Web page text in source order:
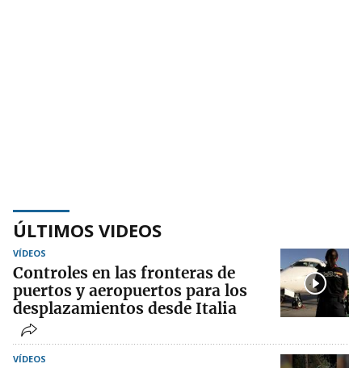
ÚLTIMOS VIDEOS
VÍDEOS
Controles en las fronteras de
puertos y aeropuertos para los
desplazamientos desde Italia
VÍDEOS